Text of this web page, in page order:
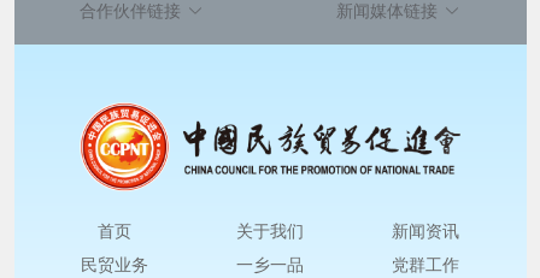
合作伙伴链接
新闻媒体链接
首页 关于我们
新闻资讯
民贸业务
一乡一品
党群工作